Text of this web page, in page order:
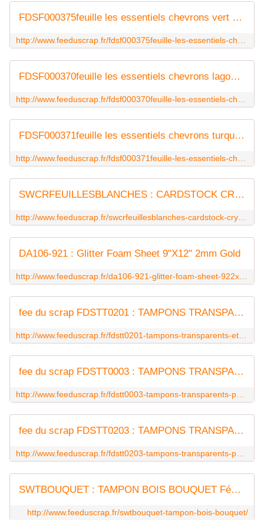
FDSF000375feuille les essentiels chevrons vert clair chaleureuxfee du scrap
FDSF000370feuille les essentiels chevrons lagon clair hivernalfee du scrap
FDSF000371feuille les essentiels chevrons turquoise clair chicfee du scrap
SWCRFEUILLESBLANCHES : CARDSTOCK CRYSTAL FEUILLES BLANCHES fée du scrap
DA106-921 : Glitter Foam Sheet 9"X12" 2mm Gold
fee du scrap FDSTT0201 : TAMPONS TRANSPARENTS ETIQUETTES
fee du scrap FDSTT0003 : TAMPONS TRANSPARENTS PHRASES
fee du scrap FDSTT0203 : TAMPONS TRANSPARENTS PHRASES
SWTBOUQUET : TAMPON BOIS BOUQUET Fée du Scrap
http://www.feeduscrap.fr/swtbouquet-tampon-bois-bouquet/